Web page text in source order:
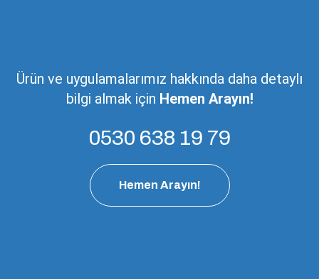
Ürün ve uygulamalarımız hakkında daha detaylı
bilgi almak için Hemen Arayın!
0530 638 19 79
Hemen Arayın!